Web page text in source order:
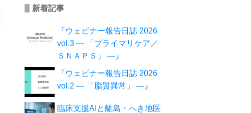
新着記事
『ウェビナー報告日誌 2026
vol.3 ― 「プライマリケア／
ＳＮＡＰＳ」 ―』
『ウェビナー報告日誌 2026
vol.2 ― 「脂質異常」 ―』
臨床支援AIと離島・へき地医